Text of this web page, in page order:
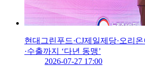
현대그린푸드·CJ제일제당·오리
·수출까지 ‘다년 동맹’
2026-07-27 17:00